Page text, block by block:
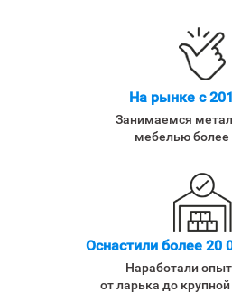
На рынке с
Занимаемся
мебелью более
Оснастили более 20
Наработали
от ларька до